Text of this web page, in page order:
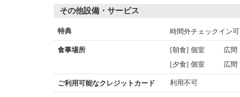
その他設備・サービス
特典 時間外チェックイン可
食事場所 [朝食] 個室
広間
[夕食] 個室
広間
ご利用可能なクレジットカード 利用不可